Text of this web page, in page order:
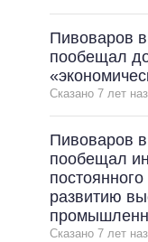
Пивоваров
пообещал
Сказано 7 лет
Пивоваров
пообещал
развитию
Сказано 7 лет